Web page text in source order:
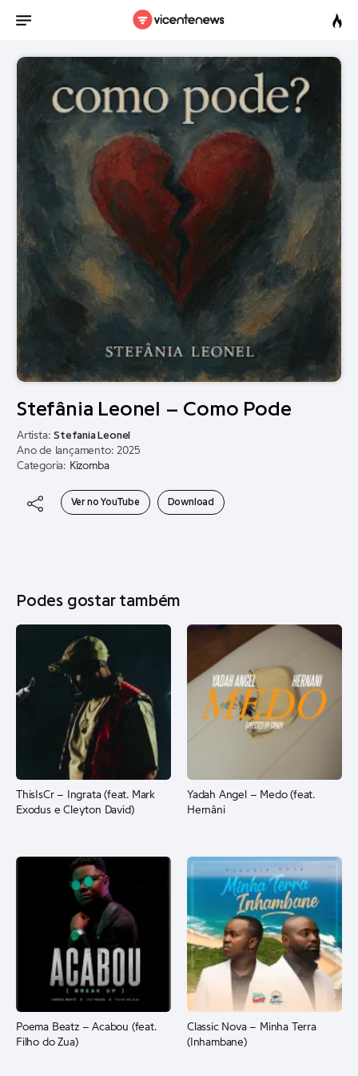
Stefânia Leonel – Como Pode
Artista:Stefania Leonel
Ano de lançamento: 2025
Categoria: Kizomba
Ver no YouTube Download
Podes gostar também
ThisIsCr – Ingrata (feat. Mark
Exodus e Cleyton David)
Yadah Angel – Medo (feat.
Hernâni
Poema Beatz – Acabou (feat.
Filho do Zua)
Classic Nova – Minha Terra
(Inhambane)